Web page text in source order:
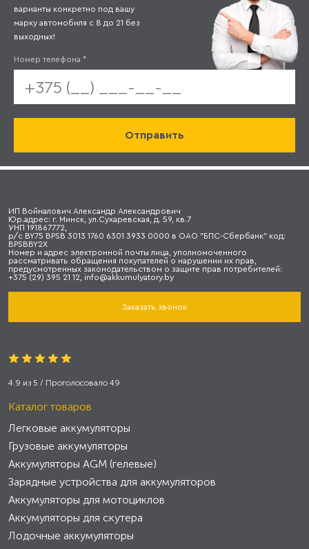
варианты конкретно под вашу
марку автомобиля с 8 до 21 без
выходных!
Номер телефона *
ИП Войналович Александр Александрович
Юр.адрес: г. Минск, ул.Сухаревская, д. 59, кв.7
УНП 191867772,
р/с BY75 BPSB 3013 1760 6301 3933 0000 в ОАО "БПС-Сбербанк" код:
BPSBBY2X
Номер и адрес электронной почты лица, уполномоченного
рассматривать обращения покупателей о нарушении их прав,
предусмотренных законодательством о защите прав потребителей:
+375 (29) 395 21 12, info@akkumulyatory.by
Заказать звонок
4.9 из 5 / Проголосовало 49
Каталог товаров
Легковые аккумуляторы
Грузовые аккумуляторы
Аккумуляторы AGM (гелевые)
Зарядные устройства для аккумуляторов
Аккумуляторы для мотоциклов
Аккумуляторы для скутера
Лодочные аккумуляторы